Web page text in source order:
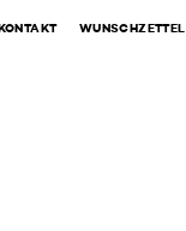
KONTAKT WUNSCHZETTEL